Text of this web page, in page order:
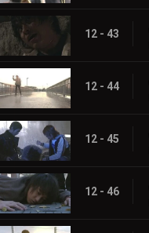
12 - 43
12 - 44
12 - 45
12 - 46